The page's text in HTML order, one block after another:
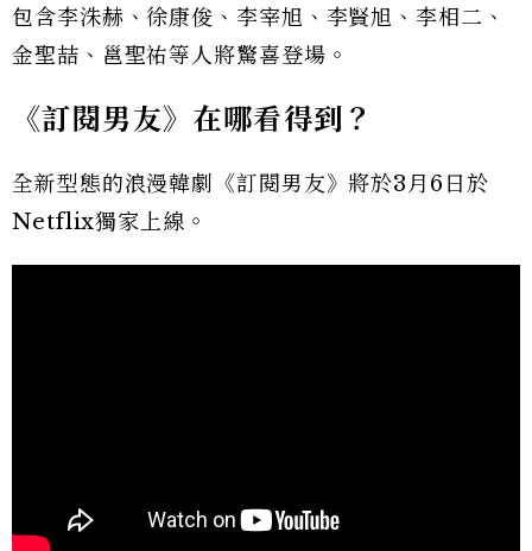
包含李洙赫、徐康俊、李宰旭、李賢旭、李相二、
金聖喆、邕聖祐等人將驚喜登場。
《訂閱男友》在哪看得到？
全新型態的浪漫韓劇《訂閱男友》將於3月6日於
Netflix獨家上線。